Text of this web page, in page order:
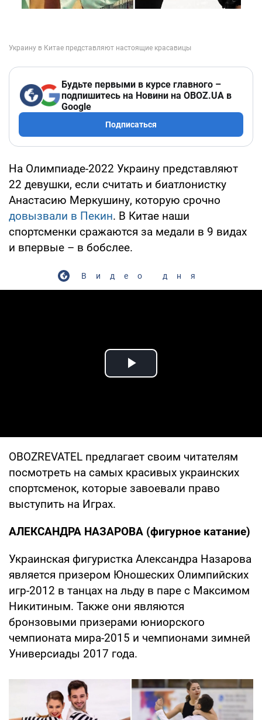
Будьте первыми в курсе главного –
подпишитесь на Новини на OBOZ.UA в
Google
Подписаться
На Олимпиаде-2022 Украину представляют
22 девушки, если считать и биатлонистку
Анастасию Меркушину, которую срочно
довызвали в Пекин. В Китае наши
спортсменки сражаются за медали в 9 видах
и впервые – в бобслее.
Видео дня
Play Video
OBOZREVATEL предлагает своим читателям
посмотреть на самых красивых украинских
спортсменок, которые завоевали право
выступить на Играх.
АЛЕКСАНДРА НАЗАРОВА (фигурное катание)
Украинская фигуристка Александра Назарова
является призером Юношеских Олимпийских
игр-2012 в танцах на льду в паре с Максимом
Никитиным. Также они являются
бронзовыми призерами юниорского
чемпионата мира-2015 и чемпионами зимней
Универсиады 2017 года.